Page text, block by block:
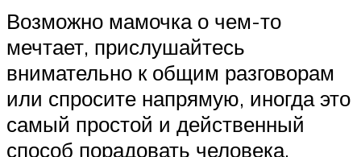
Возможно мамочка о чем-то
мечтает, прислушайтесь
внимательно к общим разговорам
или спросите напрямую, иногда это
самый простой и действенный
способ порадовать человека.